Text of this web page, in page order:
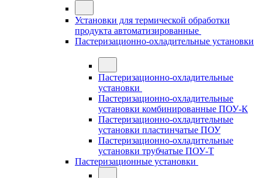
Установки для термической обработки
продукта автоматизированные
Пастеризационно-охладительные установки
Пастеризационно-охладительные
установки
Пастеризационно-охладительные
установки комбинированные ПОУ-К
Пастеризационно-охладительные
установки пластинчатые ПОУ
Пастеризационно-охладительные
установки трубчатые ПОУ-Т
Пастеризационные установки